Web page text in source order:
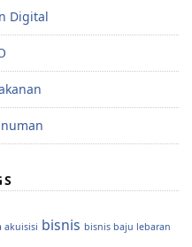
Digital
akuisisi bisnis bisnis baju lebaran